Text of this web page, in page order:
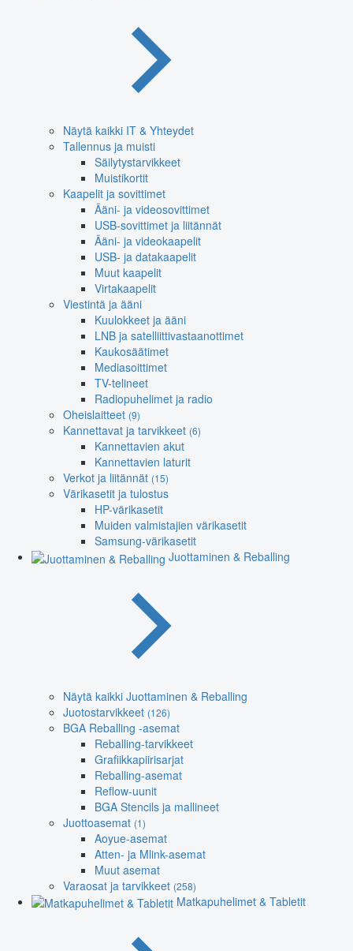
Näytä kaikki IT & Yhteydet
Tallennus ja muisti
Säilytystarvikkeet
Muistikortit
Kaapelit ja sovittimet
Ääni- ja videosovittimet
USB-sovittimet ja liitännät
Ääni- ja videokaapelit
USB- ja datakaapelit
Muut kaapelit
Virtakaapelit
Viestintä ja ääni
Kuulokkeet ja ääni
LNB ja satelliittivastaanottimet
Kaukosäätimet
Mediasoittimet
TV-telineet
Radiopuhelimet ja radio
Oheislaitteet (9)
Kannettavat ja tarvikkeet (6)
Kannettavien akut
Kannettavien laturit
Verkot ja liitännät (15)
Värikasetit ja tulostus
HP-värikasetit
Muiden valmistajien värikasetit
Samsung-värikasetit
Juottaminen & Reballing
Näytä kaikki Juottaminen & Reballing
Juotostarvikkeet (126)
BGA Reballing -asemat
Reballing-tarvikkeet
Grafiikkapiirisarjat
Reballing-asemat
Reflow-uunit
BGA Stencils ja mallineet
Juottoasemat (1)
Aoyue-asemat
Atten- ja Mlink-asemat
Muut asemat
Varaosat ja tarvikkeet (258)
Matkapuhelimet & Tabletit